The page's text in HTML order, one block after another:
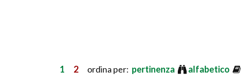
1 2 ordina per: pertinenza alfabetico